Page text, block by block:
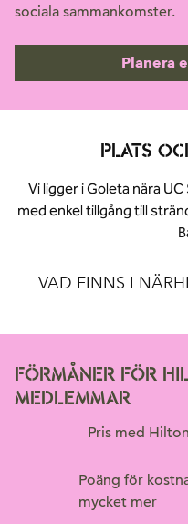
sociala sammankomster.
Planera
PLATS
Vi ligger i Goleta nära
med enkel tillgång till
VAD FINNS I
FÖRMÅNER FÖR
MEDLEMMAR
Pris med
Poäng för
mycket mer